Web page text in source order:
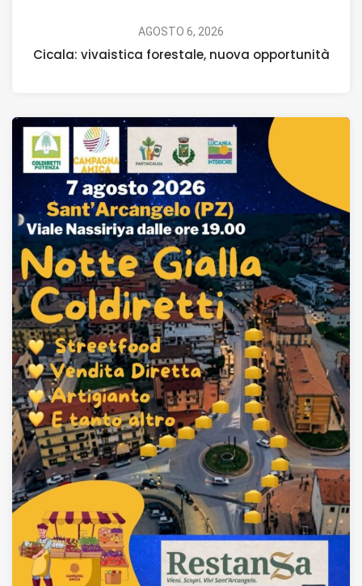
AGOSTO 6, 2026
Cicala: vivaistica forestale, nuova opportunità